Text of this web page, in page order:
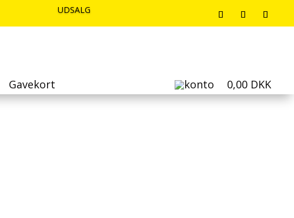
UDSALG
UDSALG
Gavekort 0,00 DKK